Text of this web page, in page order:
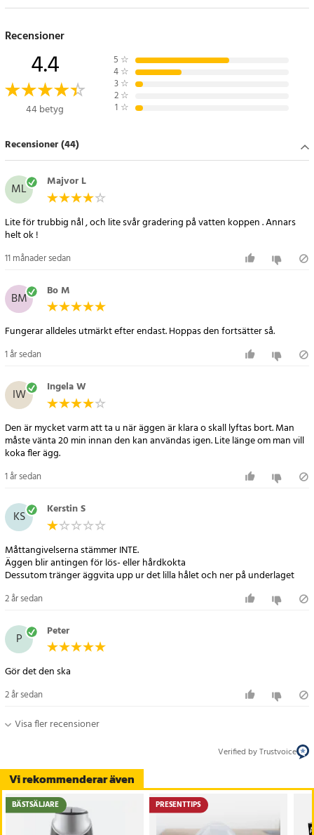
Specifikation:
- Automatisk avstängning med ljudsignal
- 350W
- Kan tillaga 3 ägg samtidigt
- 3 olika koktider
Artikelnummer
Vi rekommenderar även
BÄSTSÄLJARE PRESENTTIPS
Recensioner
4.4
44 betyg
5 ☆
4 ☆
3 ☆
2 ☆
1 ☆
Recensioner (44)
ML Majvor L
Lite för trubbig nål , och lite svår gradering på vatten koppen . Annars
helt ok !
11 månader sedan
BM Bo M
Fungerar alldeles utmärkt efter endast. Hoppas den fortsätter så.
1 år sedan
IW Ingela W
Den är mycket varm att ta u när äggen är klara o skall lyftas bort. Man
måste vänta 20 min innan den kan användas igen. Lite länge om man vill
koka fler ägg.
1 år sedan
KS Kerstin S
Måttangivelserna stämmer INTE.
Äggen blir antingen för lös- eller hårdkokta
Dessutom tränger äggvita upp ur det lilla hålet och ner på underlaget
2 år sedan
P Peter
Gör det den ska
2 år sedan
Visa fler recensioner
Verified by Trustvoice